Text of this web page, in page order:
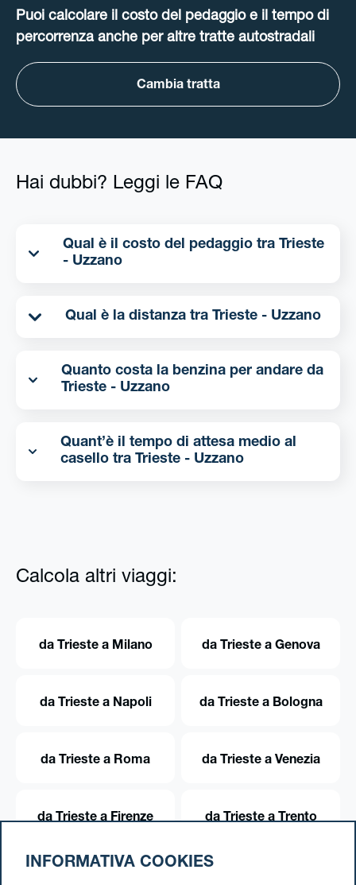
Puoi calcolare il costo del pedaggio e il tempo di
percorrenza anche per altre tratte autostradali
Cambia tratta
Hai dubbi? Leggi le FAQ
Qual è il costo del pedaggio tra Trieste
- Uzzano
Qual è la distanza tra Trieste - Uzzano
Quanto costa la benzina per andare da
Trieste - Uzzano
Quant’è il tempo di attesa medio al
casello tra Trieste - Uzzano
Calcola altri viaggi:
da Trieste a Milano da Trieste a Genova
da Trieste a Napoli da Trieste a Bologna
da Trieste a Roma da Trieste a Venezia
da Trieste a Firenze da Trieste a Trento
INFORMATIVA COOKIES